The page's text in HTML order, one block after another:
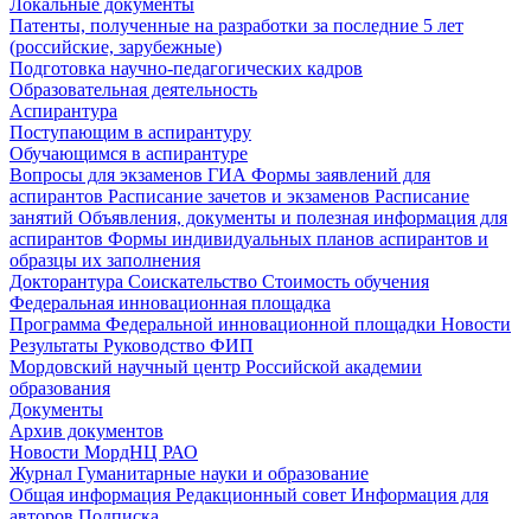
Патенты, полученные на разработки за последние 5 лет
(российские, зарубежные)
Подготовка научно-педагогических кадров
Образовательная деятельность
Аспирантура
Поступающим в аспирантуру
Обучающимся в аспирантуре
Вопросы для экзаменов ГИА Формы заявлений для
аспирантов Расписание зачетов и экзаменов Расписание
занятий Объявления, документы и полезная информация для
аспирантов Формы индивидуальных планов аспирантов и
образцы их заполнения
Докторантура Соискательство Стоимость обучения
Федеральная инновационная площадка
Программа Федеральной инновационной площадки Новости
Результаты Руководство ФИП
Мордовский научный центр Российской академии
образования
Документы
Архив документов
Новости МордНЦ РАО
Журнал Гуманитарные науки и образование
Общая информация Редакционный совет Информация для